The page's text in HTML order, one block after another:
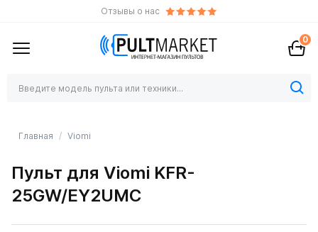
Отзывы о нас
0
Главная Viomi
Пульт для Viomi KFR-
25GW/EY2UMC